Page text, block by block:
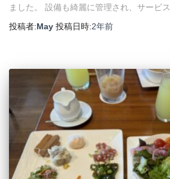
ました。 設備も綺麗に管理され、サービス
投稿者:May 投稿日時:2年前